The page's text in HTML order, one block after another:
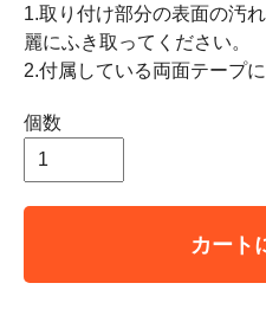
1.取り付け部分の表面の汚
麗にふき取ってください。
2.付属している両面テープ
個数
カート